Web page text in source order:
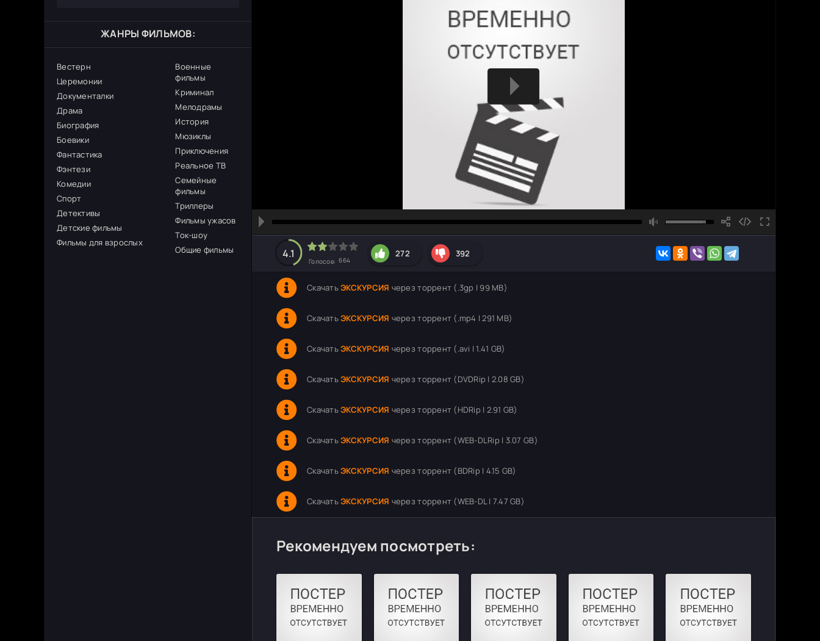
ЖАНРЫ ФИЛЬМОВ:
Вестерн
Церемонии
Документалки
Драма
Биография
Боевики
Фантастика
Фэнтези
Комедии
Спорт
Детективы
Детские фильмы
Фильмы для взрослых
Военные
фильмы
Криминал
Мелодрамы
История
Мюзиклы
Приключения
Реальное ТВ
Семейные
фильмы
Триллеры
Фильмы ужасов
Ток-шоу
Общие фильмы
hd2160
hd1440
highres
hd1080
hd720
large
medium
small
tiny
4.1
Голосов: 664
272 392
СкачатьЭКСКУРСИЯ через торрент (.3gp | 99 MB)
СкачатьЭКСКУРСИЯ через торрент (.mp4 | 291 MB)
СкачатьЭКСКУРСИЯ через торрент (.avi | 1.41 GB)
СкачатьЭКСКУРСИЯ через торрент (DVDRip | 2.08 GB)
СкачатьЭКСКУРСИЯ через торрент (HDRip | 2.91 GB)
СкачатьЭКСКУРСИЯ через торрент (WEB-DLRip | 3.07 GB)
СкачатьЭКСКУРСИЯ через торрент (BDRip | 4.15 GB)
СкачатьЭКСКУРСИЯ через торрент (WEB-DL | 7.47 GB)
Рекомендуем посмотреть: